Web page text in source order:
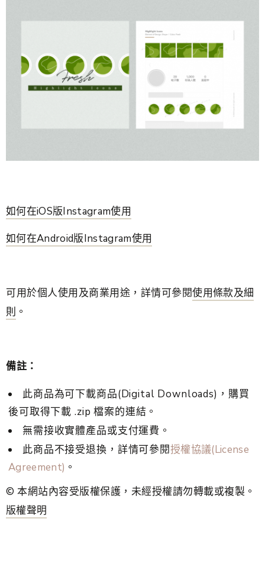
如何在iOS版Instagram使用
如何在Android版Instagram使用
可用於個人使用及商業用途，詳情可參閱使用條款及細
則 。
備註：
此商品為可下載商品(Digital Downloads)，購買
後可取得下載 .zip 檔案的連結。
無需接收實體產品或支付運費。
此商品不接受退換，詳情可參閱授權協議(License
Agreement) 。
© 本網站內容受版權保護，未經授權請勿轉載或複製。
版權聲明